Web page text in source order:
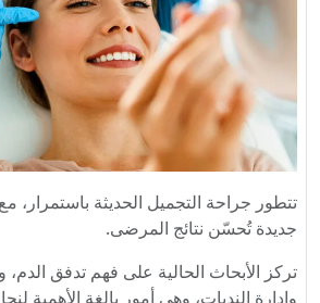
تتطور جراحة التجميل الحديثة باستمرار،
جديدة تُحسّن نتائج المرضى.
تركز الأبحاث الحالية على فهم تدفق الدم،
وإدارة الندبات، وهي أمور بالغة الأهمية